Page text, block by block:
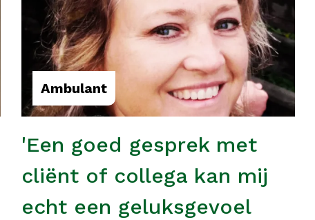
'Een goed gesprek met
cliënt of collega kan mij
echt een geluksgevoel
Ambulant